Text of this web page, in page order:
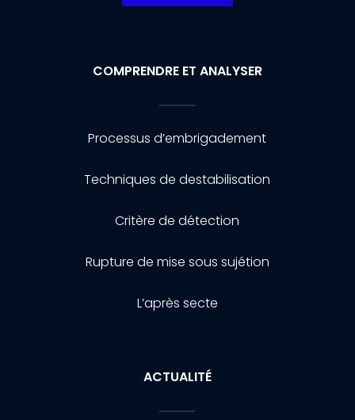
COMPRENDRE ET ANALYSER
Processus d’embrigadement
Techniques de destabilisation
Critère de détection
Rupture de mise sous sujétion
L’après secte
ACTUALITÉ